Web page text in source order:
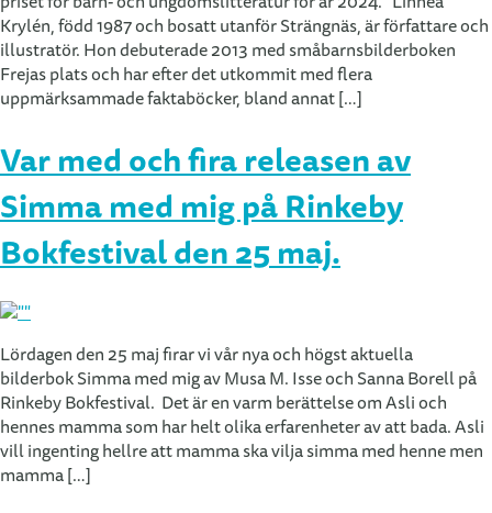
Krylén, född 1987 och bosatt utanför Strängnäs, är författare och
illustratör. Hon debuterade 2013 med småbarnsbilderboken
Frejas plats och har efter det utkommit med flera
uppmärksammade faktaböcker, bland annat […]
Var med och fira releasen av
Simma med mig på Rinkeby
Bokfestival den 25 maj.
Lördagen den 25 maj firar vi vår nya och högst aktuella
bilderbok Simma med mig av Musa M. Isse och Sanna Borell på
Rinkeby Bokfestival. Det är en varm berättelse om Asli och
hennes mamma som har helt olika erfarenheter av att bada. Asli
vill ingenting hellre att mamma ska vilja simma med henne men
mamma […]